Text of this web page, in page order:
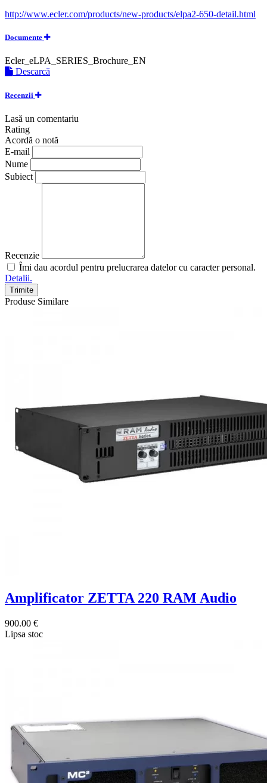
http://www.ecler.com/products/new-products/elpa2-650-detail.html
Documente
Ecler_eLPA_SERIES_Brochure_EN
Descarcă
Recenzii
Lasă un comentariu
Rating
Acordă o notă
E-mail
Nume
Subiect
Recenzie
Îmi dau acordul pentru prelucrarea datelor cu caracter personal.
Detalii.
Trimite
Produse Similare
Amplificator ZETTA 220 RAM Audio
900.00 €
Lipsa stoc